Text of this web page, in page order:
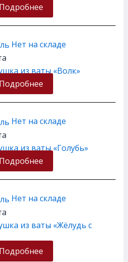
Подробнее
Нет на складе
из ваты «Волк»
Подробнее
Нет на складе
из ваты «Голубь»
Подробнее
Нет на складе
из ваты «Жёлудь с
Подробнее